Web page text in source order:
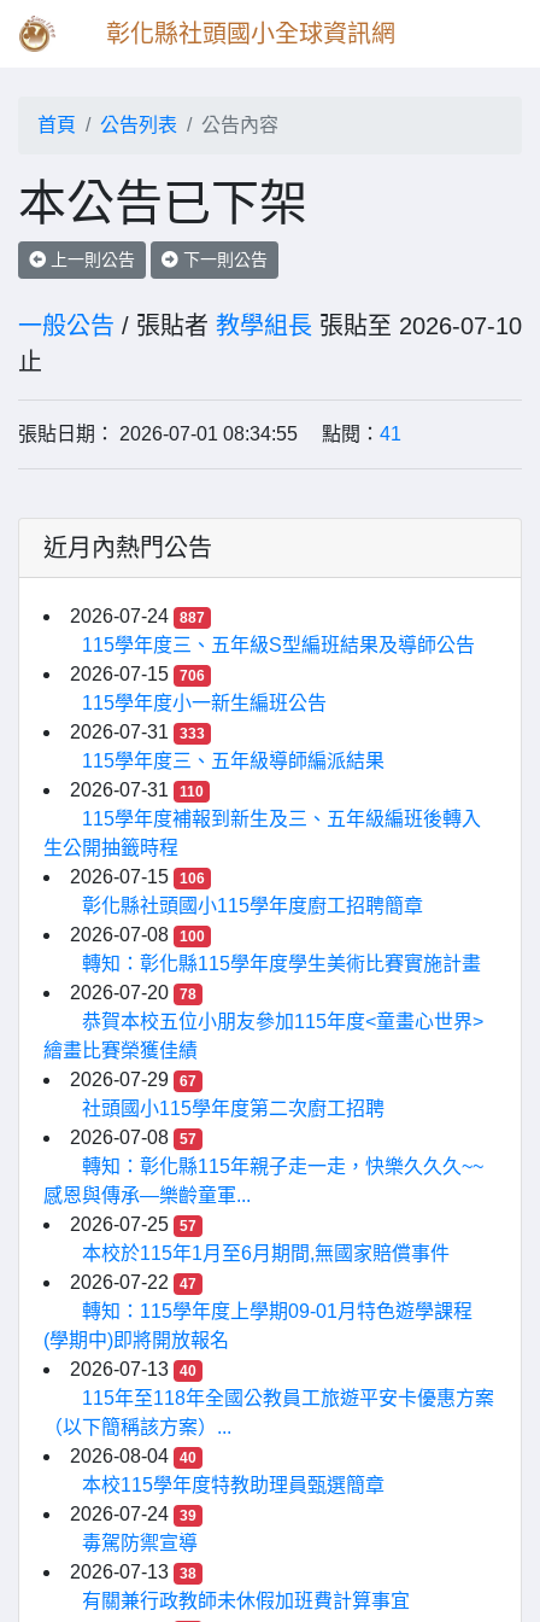
彰化縣社頭國小全球資訊網
首頁 公告列表 公告內容
本公告已下架
上一則公告 下一則公告
一般公告 / 張貼者 教學組長 張貼至 2026-07-10
止
張貼日期： 2026-07-01 08:34:55 點閱： 41
近月內熱門公告
2026-07-24 887
115學年度三、五年級S型編班結果及導師公告
2026-07-15
706
115學年度小一新生編班公告
2026-07-31
333
115學年度三、五年級導師編派結果
2026-07-31
110
115學年度補報到新生及三、五年級編班後轉入
生公開抽籤時程
2026-07-15
106
彰化縣社頭國小115學年度廚工招聘簡章
2026-07-08
100
轉知：彰化縣115學年度學生美術比賽實施計畫
2026-07-20
78
恭賀本校五位小朋友參加115年度<童畫心世界>
繪畫比賽榮獲佳績
2026-07-29
67
社頭國小115學年度第二次廚工招聘
2026-07-08
57
轉知：彰化縣115年親子走一走，快樂久久久~~
感恩與傳承—樂齡童軍...
2026-07-25
57
本校於115年1月至6月期間,無國家賠償事件
2026-07-22
47
轉知：115學年度上學期09-01月特色遊學課程
(學期中)即將開放報名
2026-07-13
40
115年至118年全國公教員工旅遊平安卡優惠方案
（以下簡稱該方案）...
2026-08-04
40
本校115學年度特教助理員甄選簡章
2026-07-24
39
毒駕防禦宣導
2026-07-13
38
有關兼行政教師未休假加班費計算事宜